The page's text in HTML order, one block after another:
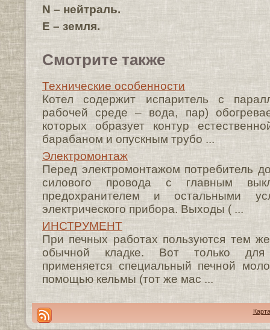
N – нейтраль.
E – земля.
Смотрите также
Технические особенности
Котел содержит испаритель с
рабочей среде – вода, пар)
которых образует контур
барабаном и опускным трубо ...
Электромонтаж
Перед электромонтажом потребитель
силового провода с главным
предохранителем и остальными
электрического прибора. Выходы ( ...
ИНСТРУМЕНТ
При печных работах пользуются тем
обычной кладке. Вот только для
применяется специальный печной
помощью кельмы (тот же мас ...